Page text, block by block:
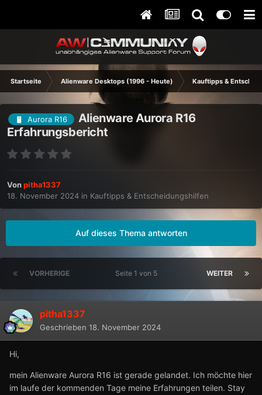
Startseite Alienware Desktops (1996 - Heute) Kauftipps &
Aurora R16
Alienware Aurora R16
Erfahrungsbericht
Vonpitha1337
18. November 2024 in Kauftipps & Entscheidungshilfen
Auf dieses Thema antworten
VORHERIGE WEITER
Seite 1 von 5
pitha1337
Geschrieben 18. November 2024
Hi,
mein Alienware Aurora R16 ist gerade gelandet. Ich möchte hier
im laufe der kommenden Tage meine Erfahrungen teilen. Stay